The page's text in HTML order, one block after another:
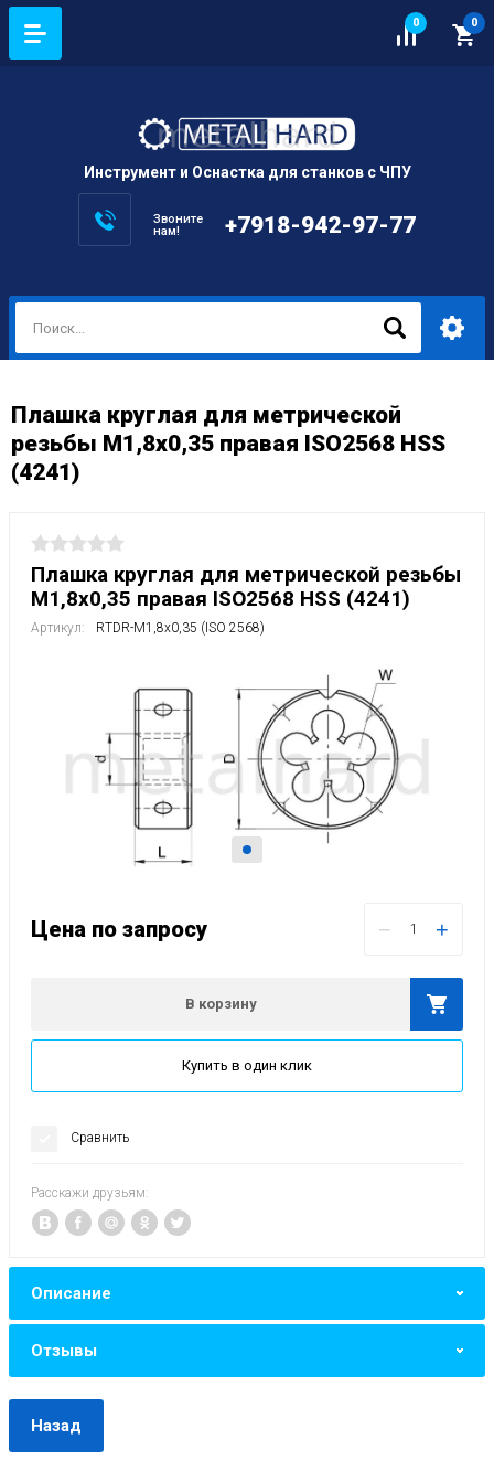
0 0
Инструмент и Оснастка для станков с ЧПУ
Звоните
нам!
+7918-942-97-77
Плашка круглая для метрической
резьбы M1,8x0,35 правая ISO2568 HSS
(4241)
Плашка круглая для метрической резьбы
M1,8x0,35 правая ISO2568 HSS (4241)
Артикул: RTDR-M1,8x0,35 (ISO 2568)
Цена по запросу − +
В корзину
Купить в один клик
Сравнить
Расскажи друзьям:
Описание
Отзывы
Назад